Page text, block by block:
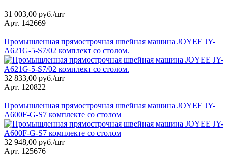
31 003,00 руб./шт
Арт. 142669
Промышленная прямострочная швейная машина JOYEE JY-
A621G-5-S7/02 комплект со столом.
32 833,00 руб./шт
Арт. 120822
Промышленная прямострочная швейная машина JOYEE JY-
A600F-G-S7 комплекте со столом
32 948,00 руб./шт
Арт. 125676